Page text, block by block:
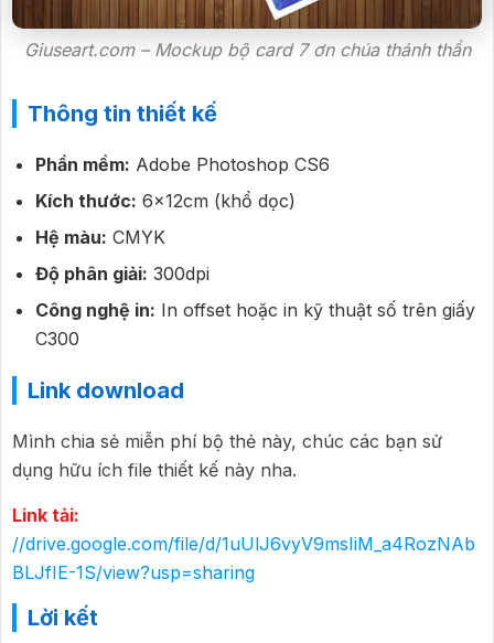
Giuseart.com – Mockup bộ card 7 ơn chúa thánh thần
Thông tin thiết kế
Phần mềm: Adobe Photoshop CS6
Kích thước: 6x12cm (khổ dọc)
Hệ màu: CMYK
Độ phân giải: 300dpi
Công nghệ in: In offset hoặc in kỹ thuật số trên giấy
C300
Link download
Mình chia sẻ miễn phí bộ thẻ này, chúc các bạn sử
dụng hữu ích file thiết kế này nha.
Link tải:
//drive.google.com/file/d/1uUlJ6vyV9msIiM_a4RozNAb
BLJfIE-1S/view?usp=sharing
Lời kết